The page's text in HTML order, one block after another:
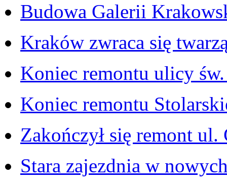
Budowa Galerii
Kraków zwraca się
Koniec remontu ulicy św.
Koniec remontu
Zakończył się remont
Stara zajezdnia w